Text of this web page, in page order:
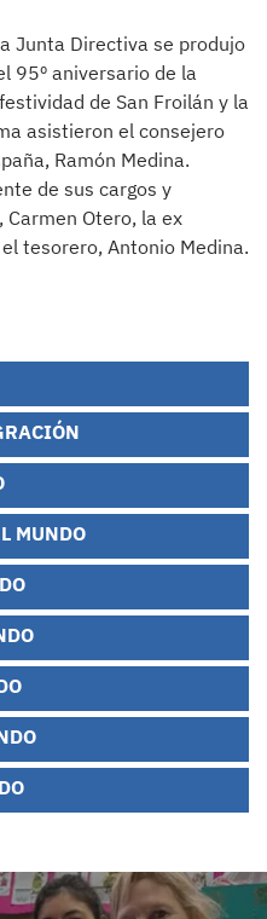
Junta Directiva se produjo
95º aniversario de la
de San Froilán y la
asistieron el consejero
Ramón Medina.
de sus cargos y
Otero, la ex
tesorero, Antonio Medina.
MUNDO